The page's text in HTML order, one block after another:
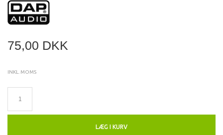
75,00 DKK
INKL. MOMS
LÆG I KURV